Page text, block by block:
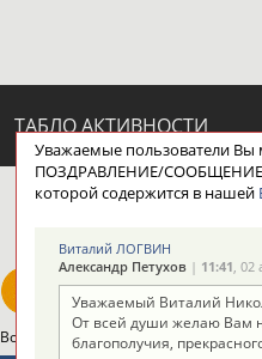
ТАБЛО АКТИВНОСТИ
ЦЕЛИ ПРОЕКТА
Вопросы сотрудничества и
Уважаемые пользователи
ПОЗДРАВЛЕНИЕ/СООБЩЕНИЕ
которой содержится в нашей
Виталий ЛОГВИН
Александр Петухов| 11:41, 02
Уважаемый Виталий
От всей души желаю Вам
благополучия,